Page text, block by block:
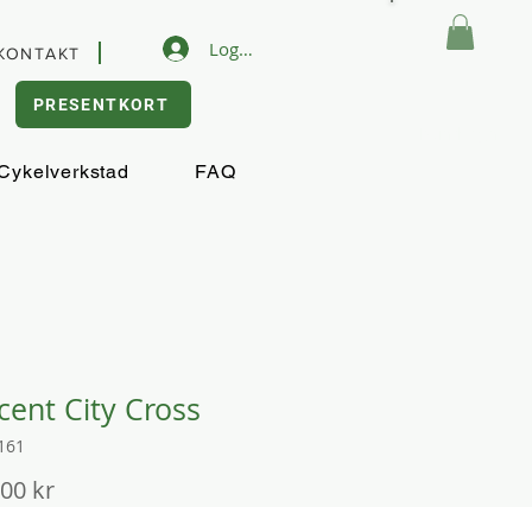
Logga in
PRESENTKORT
FAQ
City Cross
krPris